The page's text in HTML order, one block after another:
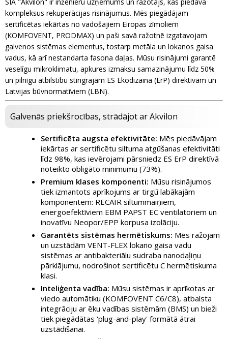
kompleksus rekuperācijas risinājumus. Mēs piegādājam
sertificētas iekārtas no vadošajiem Eiropas zīmoliem
(KOMFOVENT, PRODMAX) un paši savā ražotnē izgatavojam
galvenos sistēmas elementus, tostarp metāla un lokanos gaisa
vadus, kā arī nestandarta fasona daļas. Mūsu risinājumi garantē
veselīgu mikroklimatu, apkures izmaksu samazinājumu līdz 50%
un pilnīgu atbilstību stingrajām ES Ekodizaina (ErP) direktīvām un
Latvijas būvnormatīviem (LBN).
Galvenās priekšrocības, strādājot ar Akvilon
Sertificēta augsta efektivitāte: Mēs piedāvājam
iekārtas ar sertificētu siltuma atgūšanas efektivitāti
līdz 98%, kas ievērojami pārsniedz ES ErP direktīvā
noteikto obligāto minimumu (73%).
Premium klases komponenti: Mūsu risinājumos
tiek izmantots aprīkojums ar tirgū labākajām
komponentēm: RECAIR siltummaiņiem,
energoefektīviem EBM PAPST EC ventilatoriem un
inovatīvu Neopor/EPP korpusa izolāciju.
Garantēts sistēmas hermētiskums: Mēs ražojam
un uzstādām VENT-FLEX lokano gaisa vadu
sistēmas ar antibakteriālu sudraba nanodaļiņu
pārklājumu, nodrošinot sertificētu C hermētiskuma
klasi.
Inteliģenta vadība: Mūsu sistēmas ir aprīkotas ar
viedo automātiku (KOMFOVENT C6/C8), atbalsta
integrāciju ar ēku vadības sistēmām (BMS) un bieži
tiek piegādātas 'plug-and-play' formātā ātrai
uzstādīšanai.